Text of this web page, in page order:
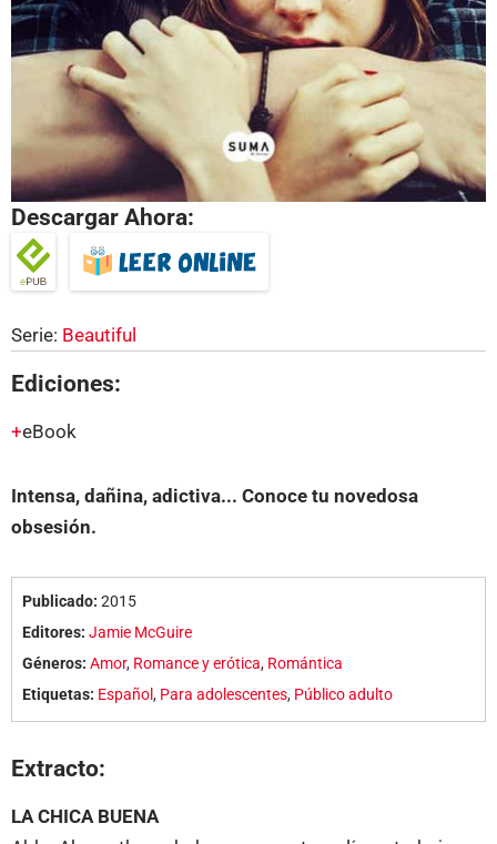
Descargar Ahora:
Serie: Beautiful
Ediciones:
eBook
Intensa, dañina, adictiva... Conoce tu novedosa
obsesión.
Publicado: 2015
Editores: Jamie McGuire
Géneros: Amor, Romance y erótica, Romántica
Etiquetas: Español, Para adolescentes, Público adulto
Extracto:
LA CHICA BUENA